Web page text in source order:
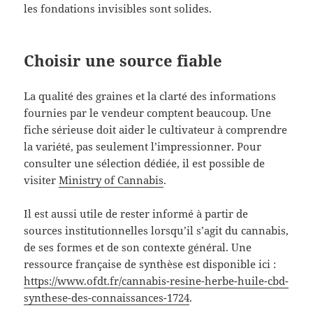
les fondations invisibles sont solides.
Choisir une source fiable
La qualité des graines et la clarté des informations
fournies par le vendeur comptent beaucoup. Une
fiche sérieuse doit aider le cultivateur à comprendre
la variété, pas seulement l’impressionner. Pour
consulter une sélection dédiée, il est possible de
visiterMinistry of Cannabis.
Il est aussi utile de rester informé à partir de
sources institutionnelles lorsqu’il s’agit du cannabis,
de ses formes et de son contexte général. Une
ressource française de synthèse est disponible ici :
https://www.ofdt.fr/cannabis-resine-herbe-huile-cbd-
synthese-des-connaissances-1724.